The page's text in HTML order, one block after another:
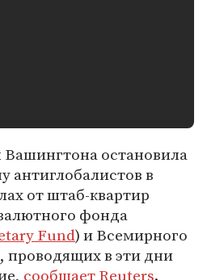
Вашингтона остановила
антиглобалистов в
от штаб-квартир
фонда
Fund) и Всемирного
проводящих в эти дни
сообщает Reuters.